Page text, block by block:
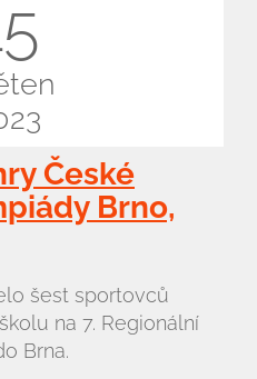
roku
České
Brno,
šest sportovců
na 7. Regionální
Brna.